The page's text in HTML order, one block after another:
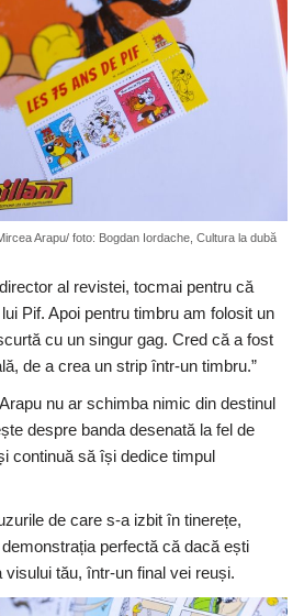
Arapu/ foto: Bogdan Iordache, Cultura la dubă
al revistei, tocmai pentru că
Pif. Apoi pentru timbru am folosit un
cu un singur gag. Cred că a fost
de a crea un strip într-un timbru.”
nu ar schimba nimic din destinul
despre banda desenată la fel de
continuă să își dedice timpul
de care s-a izbit în tinerețe,
perfectă că dacă ești
tău, într-un final vei reuși.